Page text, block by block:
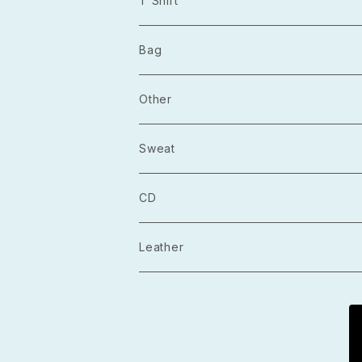
2021.03
2021.04
長袖
半袖
Bag
トートバッグ
巾着
マルシェバック
Other
Sticker
Badge
Guitar Pick
Sweat
CD
Album
Leather